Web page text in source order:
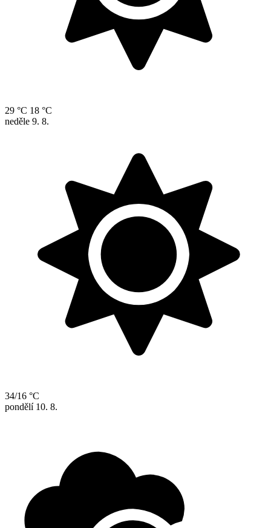
29 °C 18 °C
neděle 9. 8.
34/16 °C
pondělí 10. 8.